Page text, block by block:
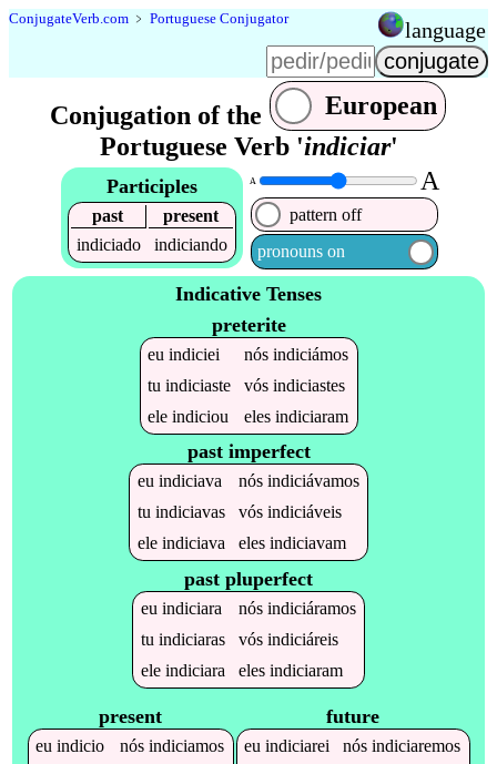
ConjugateVerb.com ﹥ Portuguese Conjugator language
Conjugation of the
European
Portuguese Verb 'indiciar'
Participles
past
present
indiciado
indiciando
A A
pattern off
pronouns on
Indicative Tenses
preterite
euindiciei nósindiciámos
tuindiciaste vósindiciastes
eleindiciou elesindiciaram
past imperfect
eu indiciava nós indiciávamos
tu indiciavas vós indiciáveis
ele indiciava eles indiciavam
past pluperfect
eu indiciara nós indiciáramos
tu indiciaras vós indiciáreis
ele indiciara eles indiciaram
present
euindicio nósindiciamos
future
euindiciarei nósindiciaremos